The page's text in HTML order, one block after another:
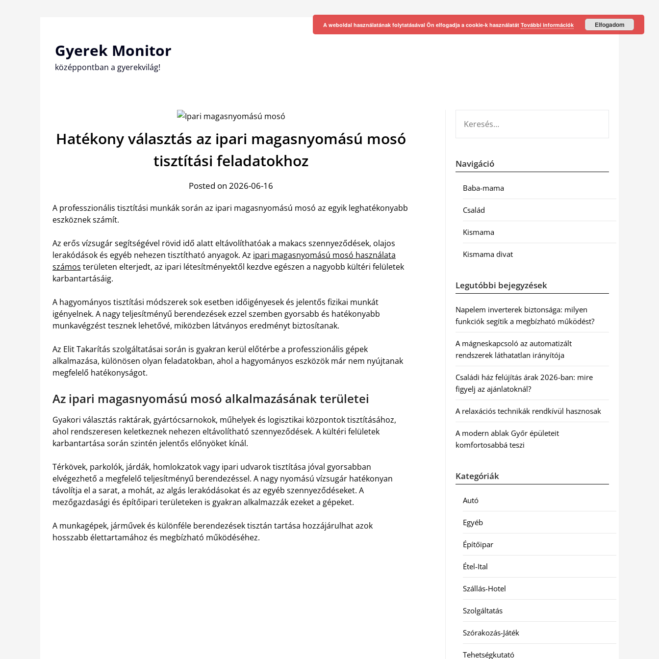
Gyerek Monitor
középpontban a gyerekvilág!
Hatékony választás az ipari magasnyomású mosó
tisztítási feladatokhoz
Posted on 2026-06-16
A professzionális tisztítási munkák során az ipari magasnyomású mosó az egyik leghatékonyabb
eszköznek számít.
Az erős vízsugár segítségével rövid idő alatt eltávolíthatóak a makacs szennyeződések, olajos
lerakódások és egyéb nehezen tisztítható anyagok. Az ipari magasnyomású mosó használata
számos területen elterjedt, az ipari létesítményektől kezdve egészen a nagyobb kültéri felületek
karbantartásáig.
A hagyományos tisztítási módszerek sok esetben időigényesek és jelentős fizikai munkát
igényelnek. A nagy teljesítményű berendezések ezzel szemben gyorsabb és hatékonyabb
munkavégzést tesznek lehetővé, miközben látványos eredményt biztosítanak.
Az Elit Takarítás szolgáltatásai során is gyakran kerül előtérbe a professzionális gépek
alkalmazása, különösen olyan feladatokban, ahol a hagyományos eszközök már nem nyújtanak
megfelelő hatékonyságot.
Az ipari magasnyomású mosó alkalmazásának területei
Gyakori választás raktárak, gyártócsarnokok, műhelyek és logisztikai központok tisztításához,
ahol rendszeresen keletkeznek nehezen eltávolítható szennyeződések. A kültéri felületek
karbantartása során szintén jelentős előnyöket kínál.
Térkövek, parkolók, járdák, homlokzatok vagy ipari udvarok tisztítása jóval gyorsabban
elvégezhető a megfelelő teljesítményű berendezéssel. A nagy nyomású vízsugár hatékonyan
távolítja el a sarat, a mohát, az algás lerakódásokat és az egyéb szennyeződéseket. A
mezőgazdasági és építőipari területeken is gyakran alkalmazzák ezeket a gépeket.
A munkagépek, járművek és különféle berendezések tisztán tartása hozzájárulhat azok
hosszabb élettartamához és megbízható működéséhez.
Navigáció
Baba-mama
Család
Kismama
Kismama divat
Legutóbbi bejegyzések
Napelem inverterek biztonsága: milyen
funkciók segítik a megbízható működést?
A mágneskapcsoló az automatizált
rendszerek láthatatlan irányítója
Családi ház felújítás árak 2026-ban: mire
figyelj az ajánlatoknál?
A relaxációs technikák rendkívül hasznosak
A modern ablak Győr épületeit
komfortosabbá teszi
Kategóriák
Autó
Egyéb
Építőipar
Étel-Ital
Szállás-Hotel
Szolgáltatás
Szórakozás-Játék
Tehetségkutató
A weboldal használatának folytatásával Ön elfogadja a cookie-k használatát További információk Elfogadom